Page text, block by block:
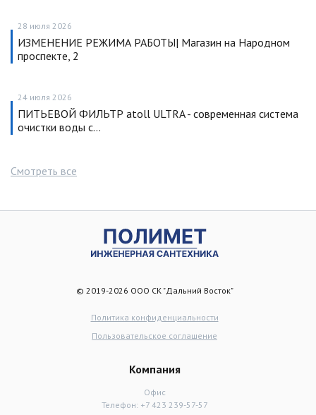
28 июля 2026
ИЗМЕНЕНИЕ РЕЖИМА РАБОТЫ| Магазин на Народном
проспекте, 2
24 июля 2026
ПИТЬЕВОЙ ФИЛЬТР atoll ULTRA - современная система
очистки воды с…
Смотреть все
© 2019-2026 ООО СК "Дальний Восток"
Политика конфиденциальности
Пользовательское соглашение
Компания
Офис
Телефон: +7 423 239-57-57